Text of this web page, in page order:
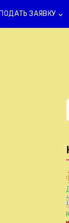
ПОДАТЬ ЗАЯВКУ keyboard_arrow_down